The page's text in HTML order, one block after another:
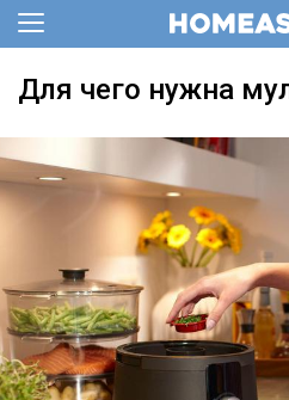
Для чего нужна